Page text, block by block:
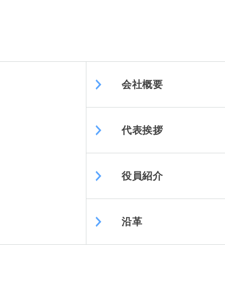
会社概要
代表挨拶
役員紹介
沿革